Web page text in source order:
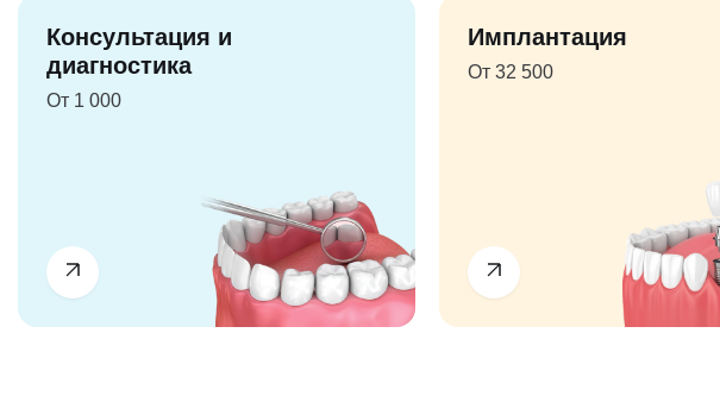
Консультация и
диагностика
От 1 000
Имплантация
От 32 500